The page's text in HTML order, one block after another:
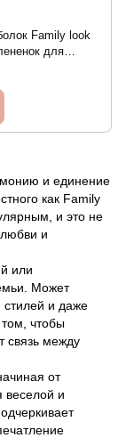
Family look
для
и единение
как Family
и это не
и
или
Может
стилей и даже
чтобы
связь между
от
веселой и